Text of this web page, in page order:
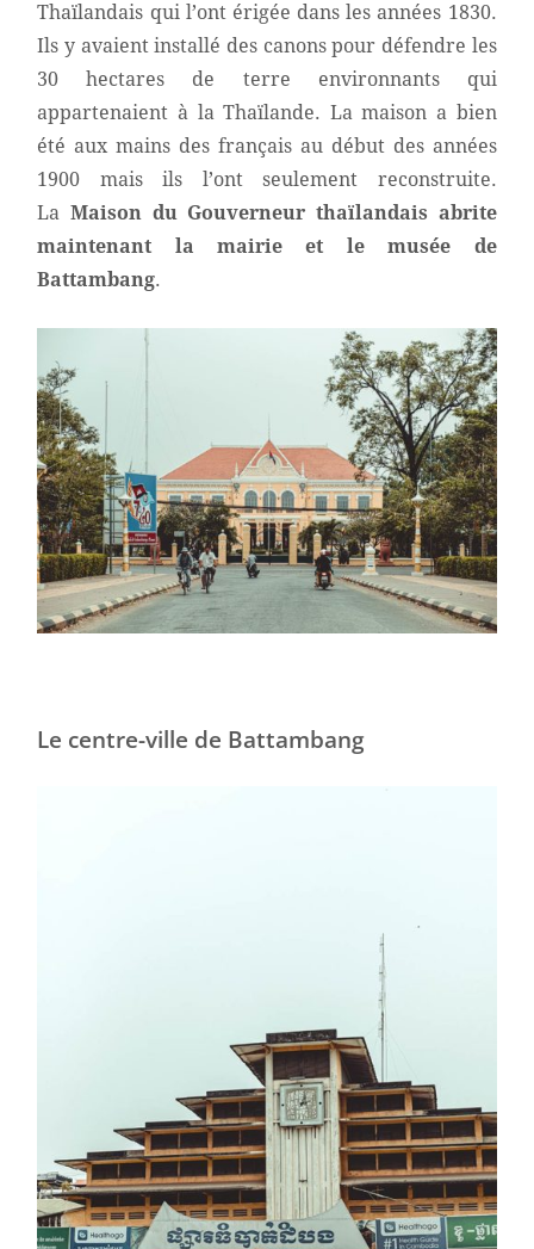
Thaïlandais qui l’ont érigée dans les années 1830.
Ils y avaient installé des canons pour défendre les
30 hectares de terre environnants qui
appartenaient à la Thaïlande. La maison a bien
été aux mains des français au début des années
1900 mais ils l’ont seulement reconstruite.
LaMaison du Gouverneur thaïlandais abrite
maintenant la mairie et le musée de
Battambang.
Le centre-ville de Battambang